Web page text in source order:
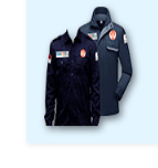
WAHANA
HEALTH
WAHANA